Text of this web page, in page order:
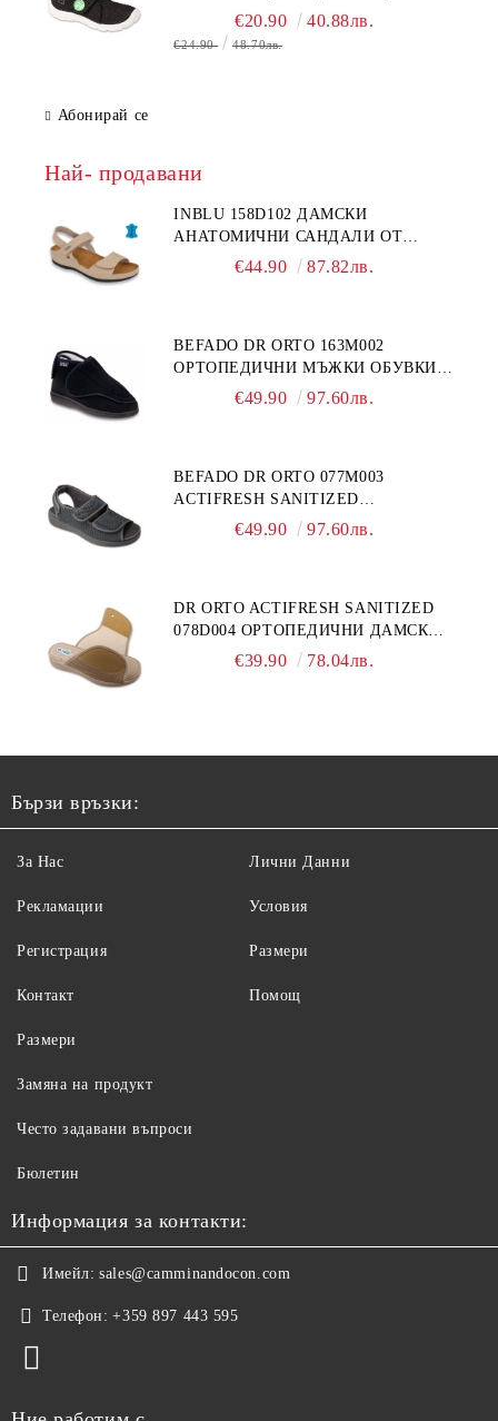
€20.90 40.88лв.
€24.90 48.70лв.
Абонирай се
Най- продавани
INBLU 158D102 ДАМСКИ
АНАТОМИЧНИ САНДАЛИ ОТ
ЕСТЕСТВЕНА КОЖА, БЕЖОВИ
€44.90 87.82лв.
BEFADO DR ORTO 163M002
ОРТОПЕДИЧНИ МЪЖКИ ОБУВКИ
ЗА ГИПСИРАН ИЛИ СВРЪХ
€49.90 97.60лв.
BEFADO DR ORTO 077M003
ACTIFRESH SANITIZED
ОРТОПЕДИЧНИ САНДАЛИ ЗА
€49.90 97.60лв.
DR ORTO ACTIFRESH SANITIZED
078D004 ОРТОПЕДИЧНИ ДАМСКИ
ЧЕХЛИ ЗА МНОГО ОТЕКЪЛ КРАК,
€39.90 78.04лв.
Бързи връзки:
За Нас
Рекламации
Регистрация
Контакт
Лични Данни
Условия
Размери
Помощ
Размери
Замяна на продукт
Често задавани въпроси
Бюлетин
Информация за контакти:
Имейл: sales@camminandocon.com
Телефон: +359 897 443 595